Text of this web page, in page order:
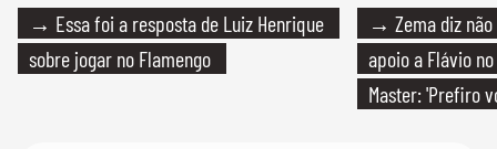
→ Essa foi a resposta de Luiz Henrique
sobre jogar no Flamengo
→ Zema diz
apoio a Flávio
Master: 'Prefiro